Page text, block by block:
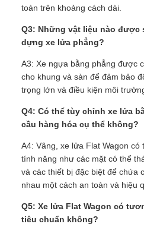
toàn trên khoảng cách dài.
Q3: Những vật liệu nào được
dựng xe lửa phẳng?
A3: Xe ngựa bằng phẳng được
cho khung và sàn để đảm bảo
trọng lớn và điều kiện môi
Q4: Có thể tùy chỉnh xe lửa
cầu hàng hóa cụ thể không?
A4: Vâng, xe lửa Flat Wagon
tính năng như các mặt có thể
và các thiết bị đặc biệt để chứa
nhau một cách an toàn và hiệu
Q5: Xe lửa Flat Wagon có
tiêu chuẩn không?